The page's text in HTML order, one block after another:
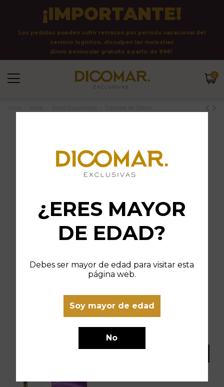
¿ERES MAYOR
DE EDAD?
Debes ser mayor de edad para visitar esta
página web.
Soy mayor de edad
No
¡IMPORTANTE!
Los pedidos pueden sufrir retrasos por período vacacional del
servicio logístico, disculpen las molestias
¡Envío peninsular gratuito a partir de 99€!
0